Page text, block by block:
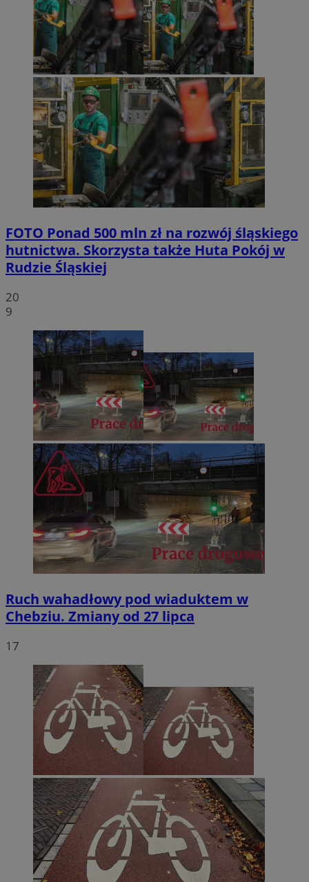
FOTO Ponad 500 mln zł na rozwój śląskiego
hutnictwa. Skorzysta także Huta Pokój w
Rudzie Śląskiej
20
9
Ruch wahadłowy pod wiaduktem w
Chebziu. Zmiany od 27 lipca
17